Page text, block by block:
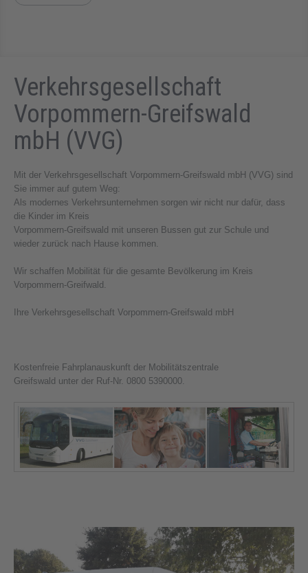
Verkehrsgesellschaft
Vorpommern-Greifswald
mbH (VVG)
Mit der Verkehrsgesellschaft Vorpommern-Greifswald mbH (VVG) sind
Sie immer auf gutem Weg:
Als modernes Verkehrsunternehmen sorgen wir nicht nur dafür, dass
die Kinder im Kreis
Vorpommern-Greifswald mit unseren Bussen gut zur Schule und
wieder zurück nach Hause kommen.
Wir schaffen Mobilität für die gesamte Bevölkerung im Kreis
Vorpommern-Greifwald.
Ihre Verkehrsgesellschaft Vorpommern-Greifswald mbH
Kostenfreie Fahrplanauskunft der Mobilitätszentrale
Greifswald unter der Ruf-Nr. 0800 5390000.